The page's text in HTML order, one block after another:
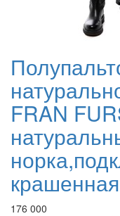
FRAN
176 000